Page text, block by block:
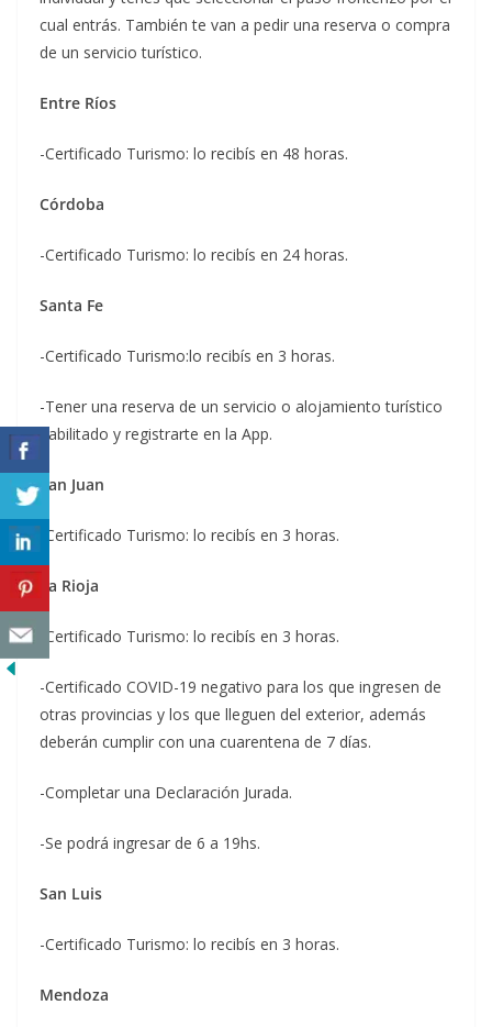
cual entrás. También te van a pedir una reserva o compra
de un servicio turístico.
Entre Ríos
-Certificado Turismo: lo recibís en 48 horas.
Córdoba
-Certificado Turismo: lo recibís en 24 horas.
Santa Fe
-Certificado Turismo:lo recibís en 3 horas.
-Tener una reserva de un servicio o alojamiento turístico
habilitado y registrarte en la App.
San Juan
-Certificado Turismo: lo recibís en 3 horas.
La Rioja
-Certificado Turismo: lo recibís en 3 horas.
-Certificado COVID-19 negativo para los que ingresen de
otras provincias y los que lleguen del exterior, además
deberán cumplir con una cuarentena de 7 días.
-Completar una Declaración Jurada.
-Se podrá ingresar de 6 a 19hs.
San Luis
-Certificado Turismo: lo recibís en 3 horas.
Mendoza